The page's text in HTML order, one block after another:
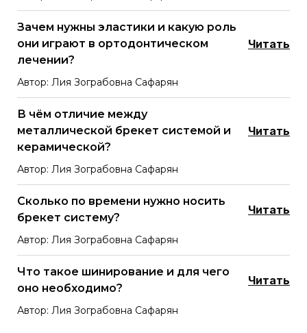
Зачем нужны эластики и какую роль
они играют в ортодонтическом
лечении?
Читать
Автор: Лия Зограбовна Сафарян
В чём отличие между
металлической брекет системой и
керамической?
Читать
Автор: Лия Зограбовна Сафарян
Сколько по времени нужно носить
брекет систему?
Читать
Автор: Лия Зограбовна Сафарян
Что такое шинирование и для чего
оно необходимо?
Читать
Автор: Лия Зограбовна Сафарян